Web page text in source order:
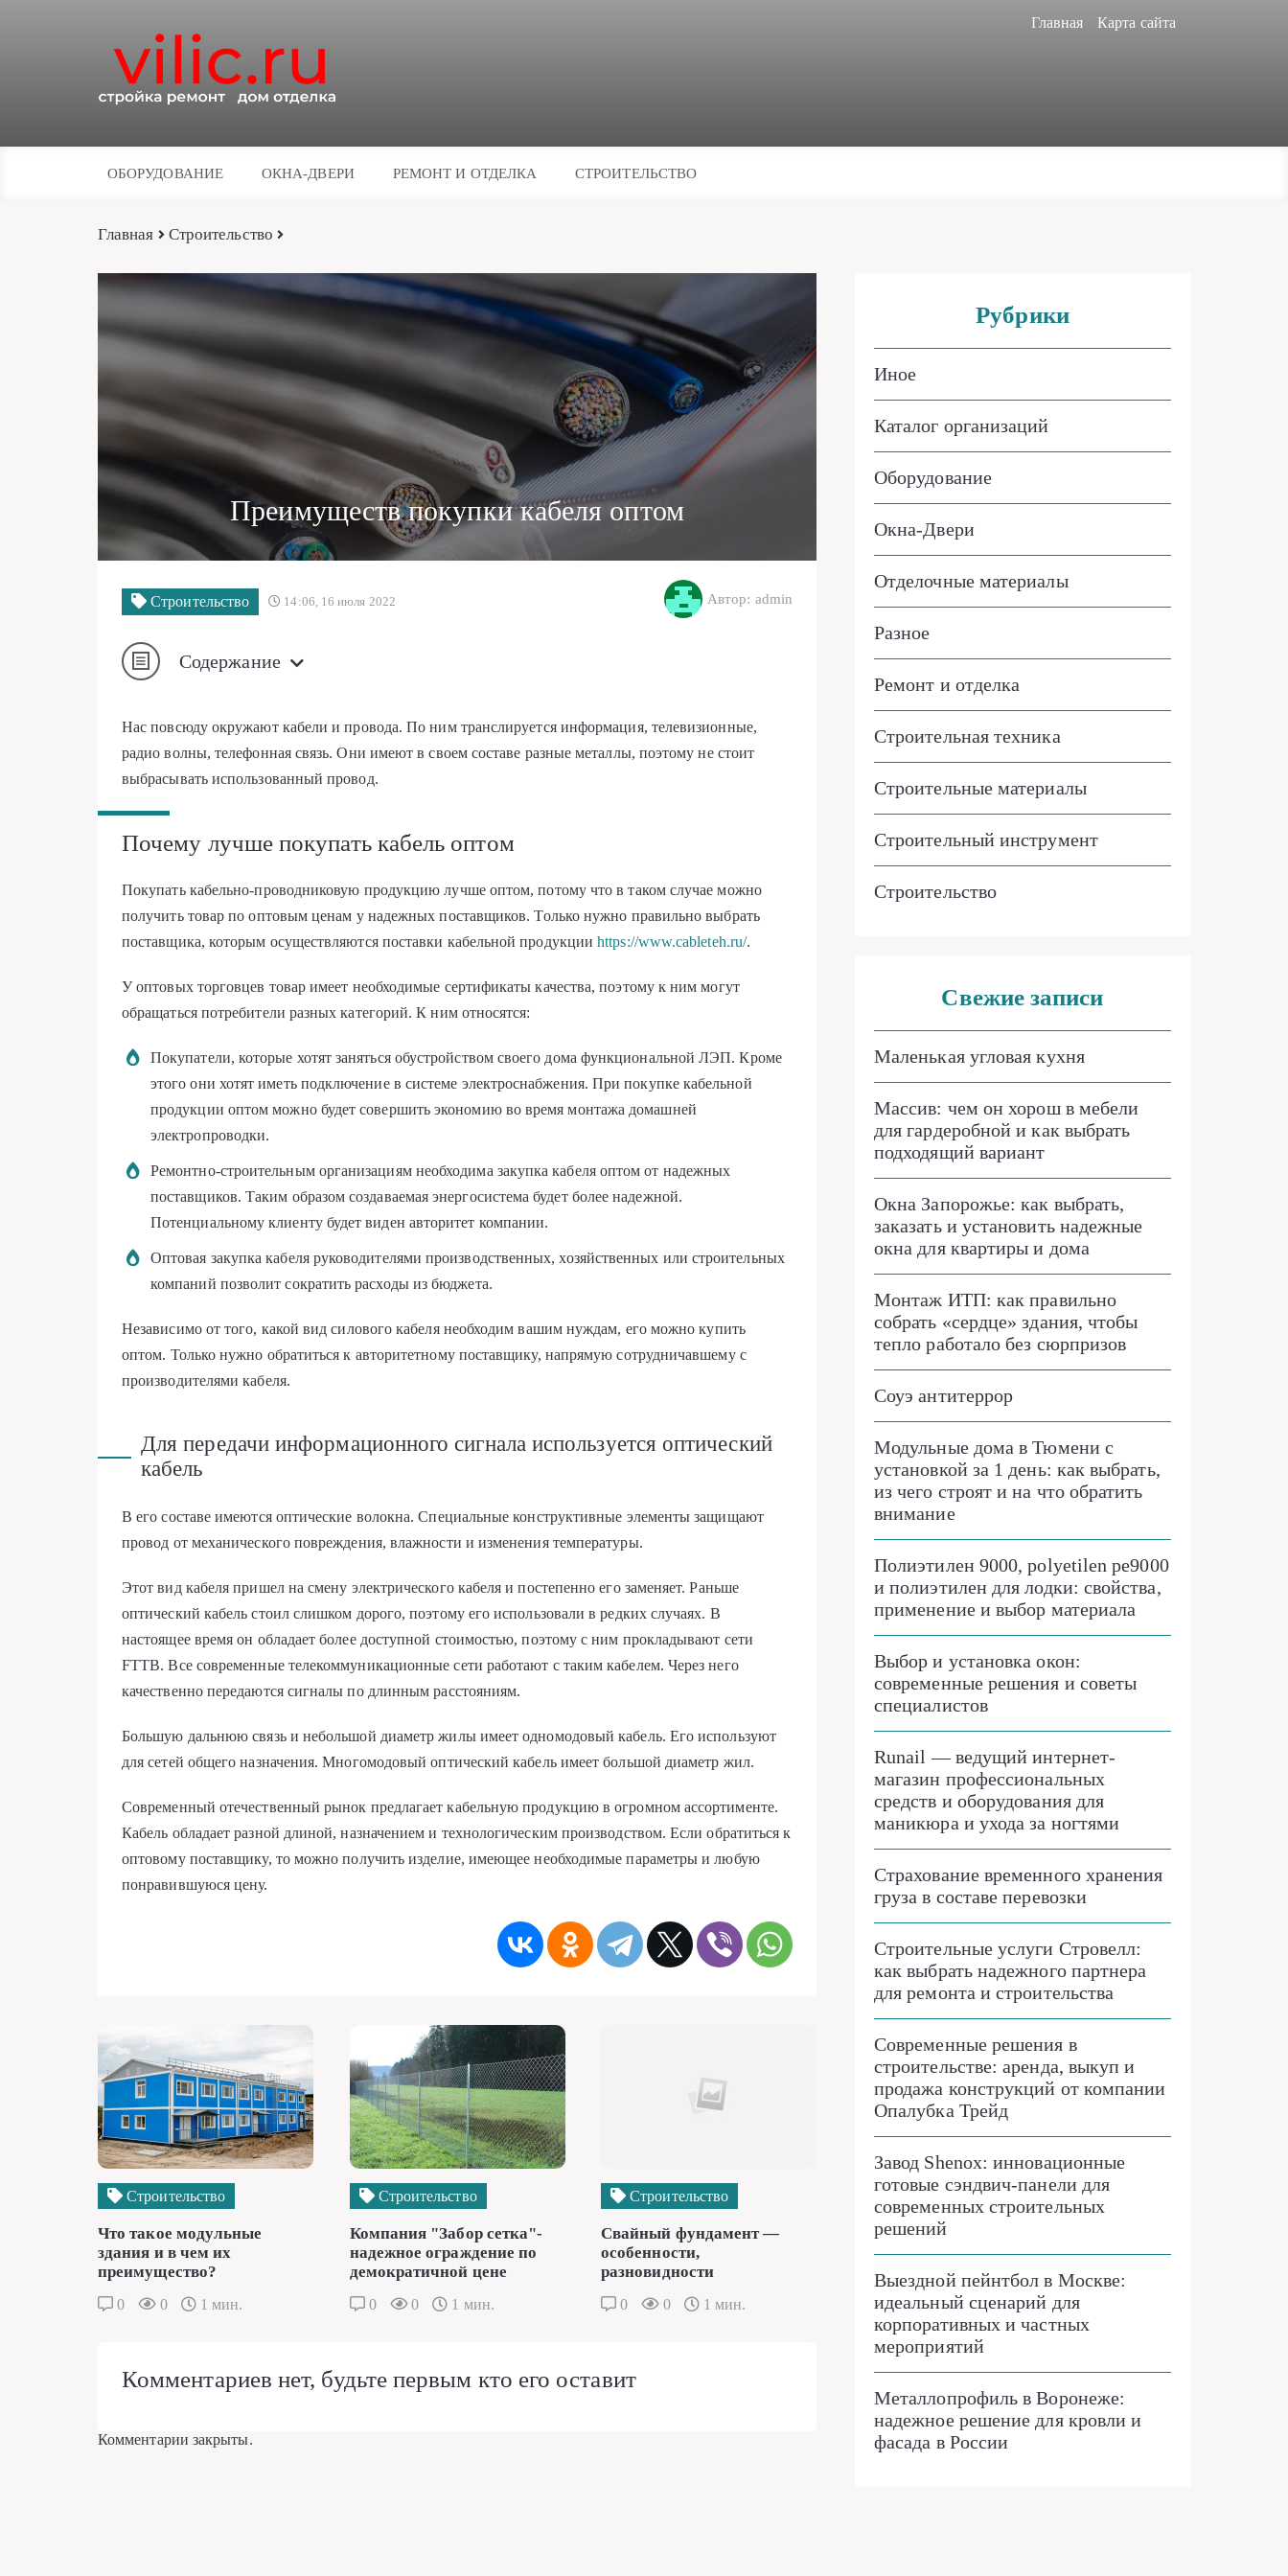
Главная Карта сайта
ОБОРУДОВАНИЕ ОКНА-ДВЕРИ РЕМОНТ И ОТДЕЛКА СТРОИТЕЛЬСТВО
Главная Строительство
Преимуществ покупки кабеля оптом
Строительство 14:06, 16 июля 2022 Автор: admin
Содержание
Нас повсюду окружают кабели и провода. По ним транслируется информация, телевизионные,
радио волны, телефонная связь. Они имеют в своем составе разные металлы, поэтому не стоит
выбрасывать использованный провод.
Почему лучше покупать кабель оптом
Покупать кабельно-проводниковую продукцию лучше оптом, потому что в таком случае можно
получить товар по оптовым ценам у надежных поставщиков. Только нужно правильно выбрать
поставщика, которым осуществляются поставки кабельной продукцииhttps://www.cableteh.ru/.
У оптовых торговцев товар имеет необходимые сертификаты качества, поэтому к ним могут
обращаться потребители разных категорий. К ним относятся:
Покупатели, которые хотят заняться обустройством своего дома функциональной ЛЭП. Кроме
этого они хотят иметь подключение в системе электроснабжения. При покупке кабельной
продукции оптом можно будет совершить экономию во время монтажа домашней
электропроводки.
Ремонтно-строительным организациям необходима закупка кабеля оптом от надежных
поставщиков. Таким образом создаваемая энергосистема будет более надежной.
Потенциальному клиенту будет виден авторитет компании.
Оптовая закупка кабеля руководителями производственных, хозяйственных или строительных
компаний позволит сократить расходы из бюджета.
Независимо от того, какой вид силового кабеля необходим вашим нуждам, его можно купить
оптом. Только нужно обратиться к авторитетному поставщику, напрямую сотрудничавшему с
производителями кабеля.
Для передачи информационного сигнала используется оптический
кабель
В его составе имеются оптические волокна. Специальные конструктивные элементы защищают
провод от механического повреждения, влажности и изменения температуры.
Этот вид кабеля пришел на смену электрического кабеля и постепенно его заменяет. Раньше
оптический кабель стоил слишком дорого, поэтому его использовали в редких случаях. В
настоящее время он обладает более доступной стоимостью, поэтому с ним прокладывают сети
FTTB. Все современные телекоммуникационные сети работают с таким кабелем. Через него
качественно передаются сигналы по длинным расстояниям.
Большую дальнюю связь и небольшой диаметр жилы имеет одномодовый кабель. Его используют
для сетей общего назначения. Многомодовый оптический кабель имеет большой диаметр жил.
Современный отечественный рынок предлагает кабельную продукцию в огромном ассортименте.
Кабель обладает разной длиной, назначением и технологическим производством. Если обратиться к
оптовому поставщику, то можно получить изделие, имеющее необходимые параметры и любую
понравившуюся цену.
Строительство
Что такое модульные
здания и в чем их
преимущество?
0 0 1 мин.
Строительство
Компания "Забор сетка"-
надежное ограждение по
демократичной цене
0 0 1 мин.
Строительство
Свайный фундамент —
особенности,
разновидности
0 0 1 мин.
Комментариев нет, будьте первым кто его оставит
Комментарии закрыты.
Рубрики
Иное
Каталог организаций
Оборудование
Окна-Двери
Отделочные материалы
Разное
Ремонт и отделка
Строительная техника
Строительные материалы
Строительный инструмент
Строительство
Свежие записи
Маленькая угловая кухня
Массив: чем он хорош в мебели
для гардеробной и как выбрать
подходящий вариант
Окна Запорожье: как выбрать,
заказать и установить надежные
окна для квартиры и дома
Монтаж ИТП: как правильно
собрать «сердце» здания, чтобы
тепло работало без сюрпризов
Соуэ антитеррор
Модульные дома в Тюмени с
установкой за 1 день: как выбрать,
из чего строят и на что обратить
внимание
Полиэтилен 9000, polyetilen pe9000
и полиэтилен для лодки: свойства,
применение и выбор материала
Выбор и установка окон:
современные решения и советы
специалистов
Runail — ведущий интернет-
магазин профессиональных
средств и оборудования для
маникюра и ухода за ногтями
Страхование временного хранения
груза в составе перевозки
Строительные услуги Стровелл:
как выбрать надежного партнера
для ремонта и строительства
Современные решения в
строительстве: аренда, выкуп и
продажа конструкций от компании
Опалубка Трейд
Завод Shenox: инновационные
готовые сэндвич-панели для
современных строительных
решений
Выездной пейнтбол в Москве:
идеальный сценарий для
корпоративных и частных
мероприятий
Металлопрофиль в Воронеже:
надежное решение для кровли и
фасада в России